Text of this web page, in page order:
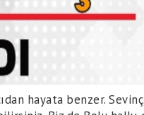
hayata benzer.